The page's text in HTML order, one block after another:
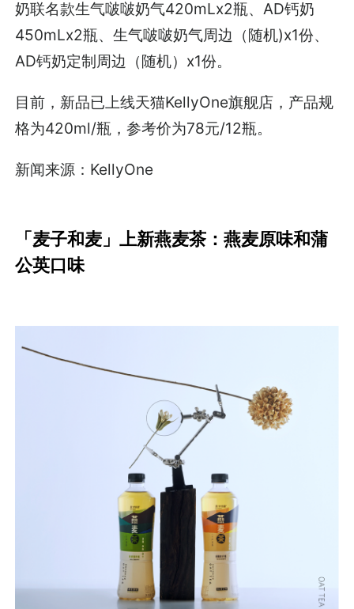
奶联名款生气啵啵奶气420mLx2瓶、AD钙奶
450mLx2瓶、生气啵啵奶气周边（随机)x1份、
AD钙奶定制周边（随机）x1份。
目前，新品已上线天猫KellyOne旗舰店，产品规
格为420ml/瓶，参考价为78元/12瓶。
新闻来源：KellyOne
「麦子和麦」上新燕麦茶：燕麦原味和蒲
公英口味